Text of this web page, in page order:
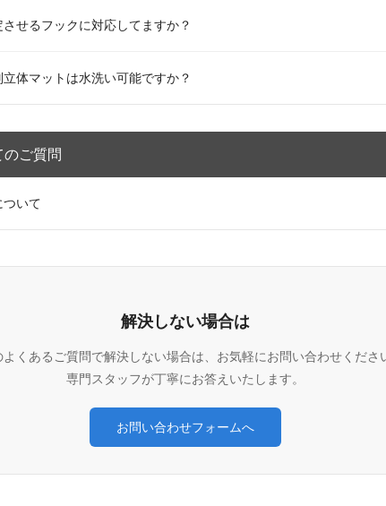
せるフックに対応してますか？
体マットは水洗い可能ですか？
ご質問
いて
解決しない場合は
くあるご質問で解決しない場合は、お気軽にお問い合わせくださ
専門スタッフが丁寧にお答えいたします。
お問い合わせフォームへ